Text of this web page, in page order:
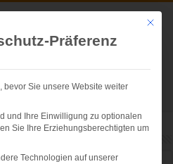
willkommen
Mit
Präferenz
Sie unsere Website weiter
und Ihre Einwilligung zu optionalen
Sie Ihre Erziehungsberechtigten um
Technologien auf unserer